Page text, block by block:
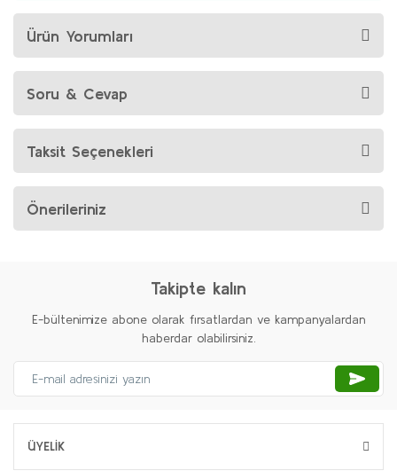
Ürün Yorumları
Soru & Cevap
Taksit Seçenekleri
Önerileriniz
Takipte kalın
E-bültenimize abone olarak fırsatlardan ve kampanyalardan
haberdar olabilirsiniz.
ÜYELİK